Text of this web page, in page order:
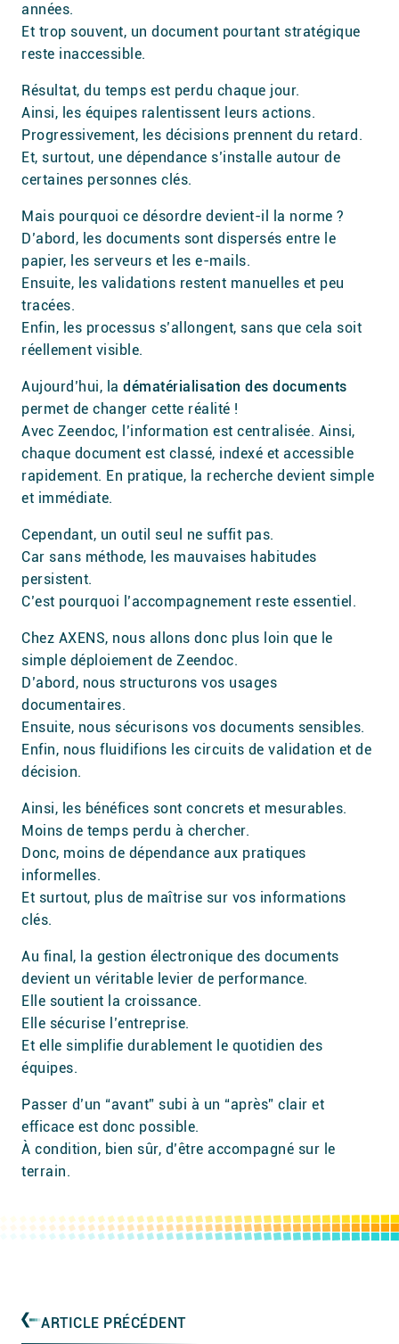
années.
Et trop souvent, un document pourtant stratégique
reste inaccessible.
Résultat, du temps est perdu chaque jour.
Ainsi, les équipes ralentissent leurs actions.
Progressivement, les décisions prennent du retard.
Et, surtout, une dépendance s’installe autour de
certaines personnes clés.
Mais pourquoi ce désordre devient-il la norme ?
D’abord, les documents sont dispersés entre le
papier, les serveurs et les e-mails.
Ensuite, les validations restent manuelles et peu
tracées.
Enfin, les processus s’allongent, sans que cela soit
réellement visible.
Aujourd’hui, la dématérialisation des documents
permet de changer cette réalité !
Avec Zeendoc, l’information est centralisée. Ainsi,
chaque document est classé, indexé et accessible
rapidement. En pratique, la recherche devient simple
et immédiate.
Cependant, un outil seul ne suffit pas.
Car sans méthode, les mauvaises habitudes
persistent.
C’est pourquoi l’accompagnement reste essentiel.
Chez AXENS, nous allons donc plus loin que le
simple déploiement de Zeendoc.
D’abord, nous structurons vos usages
documentaires.
Ensuite, nous sécurisons vos documents sensibles.
Enfin, nous fluidifions les circuits de validation et de
décision.
Ainsi, les bénéfices sont concrets et mesurables.
Moins de temps perdu à chercher.
Donc, moins de dépendance aux pratiques
informelles.
Et surtout, plus de maîtrise sur vos informations
clés.
Au final, la gestion électronique des documents
devient un véritable levier de performance.
Elle soutient la croissance.
Elle sécurise l’entreprise.
Et elle simplifie durablement le quotidien des
équipes.
Passer d’un “avant” subi à un “après” clair et
efficace est donc possible.
À condition, bien sûr, d’être accompagné sur le
terrain.
ARTICLE PRÉCÉDENT